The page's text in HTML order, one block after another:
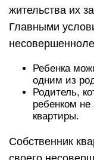
жительства их
Главными
Ребенка
одним из
Родитель,
ребенком не
квартиры.
Собственник